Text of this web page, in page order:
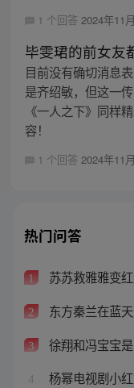
1 个回答 2024年11
毕雯珺的前女友
目前没有确切消息
是齐绍敏，但这一
《一人之下》同样
容！
1 个回答 2024年11
热门问答
1 苏苏救雅雅变
2 东方秦兰在蓝
3 徐翔和冯宝宝
4 杨幂电视剧小